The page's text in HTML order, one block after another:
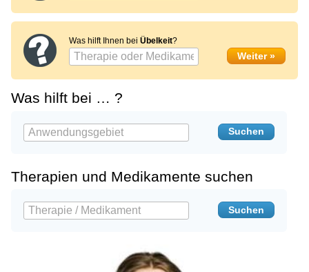
Was hilft Ihnen bei Übelkeit?
Was hilft bei … ?
Therapien und Medikamente suchen